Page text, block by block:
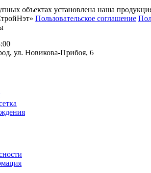
объектах установлена наша
Пользовательское соглашение
ул. Новикова-Прибоя, 6